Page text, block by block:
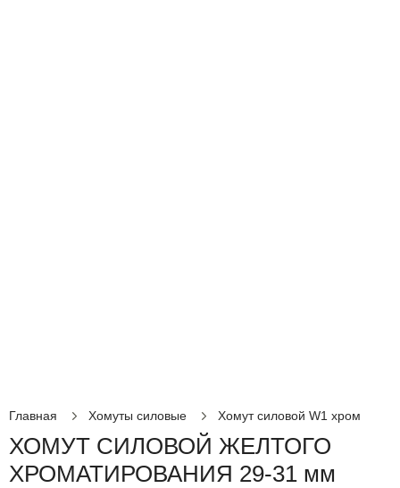
Главная Хомуты силовые Хомут силовой W1 хром
ХОМУТ СИЛОВОЙ ЖЕЛТОГО
ХРОМАТИРОВАНИЯ 29-31 мм